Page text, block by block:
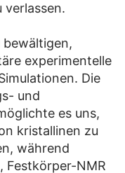
verlassen.
bewältigen,
experimentelle
Die
und
es uns,
kristallinen zu
während
Festkörper-NMR